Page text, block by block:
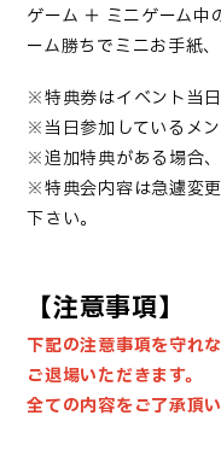
ゲーム ＋ ミニゲーム
ーム勝ちでミニお手紙
※特典券はイベント当日
※当日参加しているメン
※追加特典がある場合、
※特典会内容は急遽変
下さい。
【注意事項】
下記の注意事項を守れ
ご退場いただきます。
全ての内容をご了承頂